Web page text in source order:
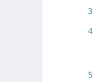
3
4
5